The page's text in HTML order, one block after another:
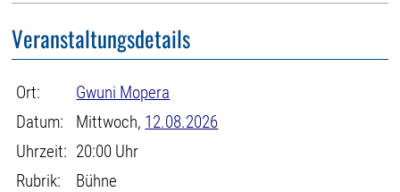
Veranstaltungsdetails
Ort:
Gwuni Mopera
Datum:
Mittwoch, 12.08.2026
Uhrzeit: 20:00 Uhr
Rubrik:
Bühne